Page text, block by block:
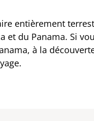
entièrement
et du Panama. Si
à la